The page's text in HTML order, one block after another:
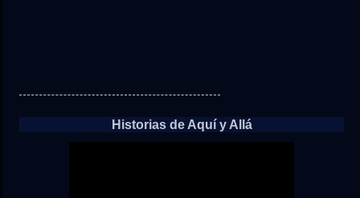
Historias de Aquí y Allá